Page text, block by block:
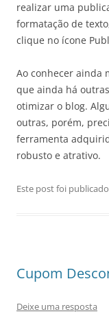
realizar uma
formatação de
clique no ícone
Ao conhecer ainda
que ainda há
otimizar o blog.
outras, porém,
ferramenta
robusto e atrativo.
Este post foi
Cupom
Deixe uma resposta